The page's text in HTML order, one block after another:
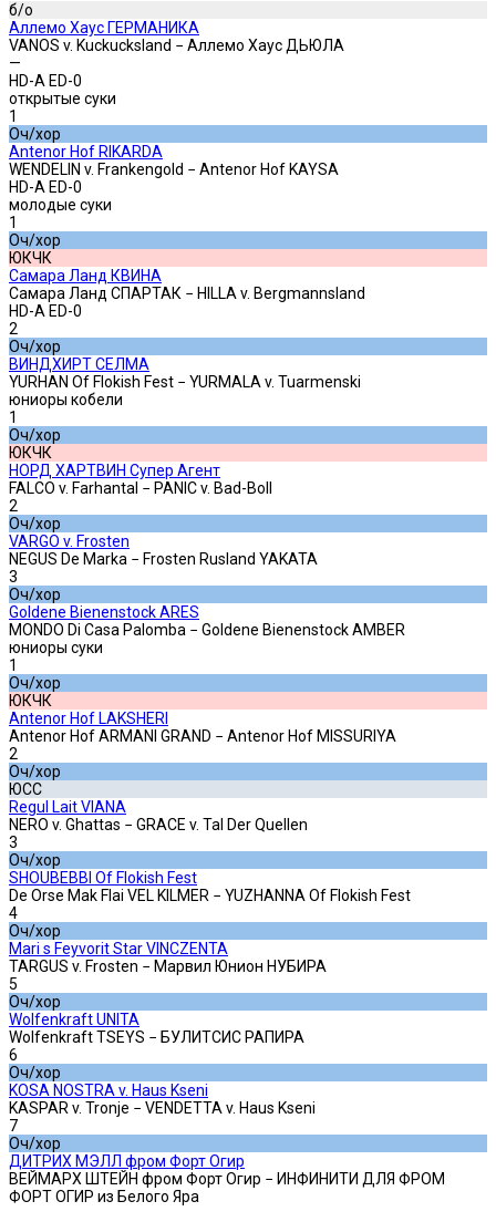
б/о
Аллемо Хаус ГЕРМАНИКА
VANOS v. Kuckucksland − Аллемо Хаус ДЬЮЛА
—
HD-A ED-0
открытые суки
1
Оч/хор
Antenor Hof RIKARDA
WENDELIN v. Frankengold − Antenor Hof KAYSA
HD-A ED-0
молодые суки
1
Оч/хор
ЮКЧК
Самара Ланд КВИНА
Самара Ланд СПАРТАК − HILLA v. Bergmannsland
HD-A ED-0
2
Оч/хор
ВИНДХИРТ СЕЛМА
YURHAN Of Flokish Fest − YURMALA v. Tuarmenski
юниоры кобели
1
Оч/хор
ЮКЧК
НОРД ХАРТВИН Супер Агент
FALCO v. Farhantal − PANIC v. Bad-Boll
2
Оч/хор
VARGO v. Frosten
NEGUS De Marka − Frosten Rusland YAKATA
3
Оч/хор
Goldene Bienenstock ARES
MONDO Di Casa Palomba − Goldene Bienenstock AMBER
юниоры суки
1
Оч/хор
ЮКЧК
Antenor Hof LAKSHERI
Antenor Hof ARMANI GRAND − Antenor Hof MISSURIYA
2
Оч/хор
ЮСС
Regul Lait VIANA
NERO v. Ghattas − GRACE v. Tal Der Quellen
3
Оч/хор
SHOUBEBBI Of Flokish Fest
De Orse Mak Flai VEL KILMER − YUZHANNA Of Flokish Fest
4
Оч/хор
Mari s Feyvorit Star VINCZENTA
TARGUS v. Frosten − Марвил Юнион НУБИРА
5
Оч/хор
Wolfenkraft UNITA
Wolfenkraft TSEYS − БУЛИТСИС РАПИРА
6
Оч/хор
KOSA NOSTRA v. Haus Kseni
KASPAR v. Tronje − VENDETTA v. Haus Kseni
7
Оч/хор
ДИТРИХ МЭЛЛ фром Форт Огир
ВЕЙМАРХ ШТЕЙН фром Форт Огир − ИНФИНИТИ ДЛЯ ФРОМ
ФОРТ ОГИР из Белого Яра